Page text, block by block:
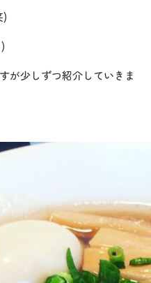
)
が少しずつ紹介していきま